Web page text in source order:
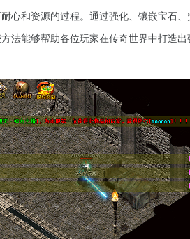
心和资源的过程。通过强化、镶嵌宝石
法能够帮助各位玩家在传奇世界中打造出